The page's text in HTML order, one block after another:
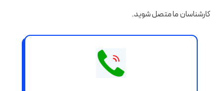
کارشناسان ما متصل شوید.